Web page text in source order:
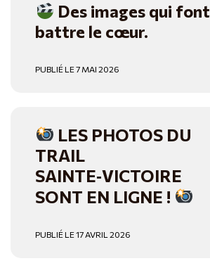
Des images qui font
battre le cœur.
PUBLIÉ LE 7 MAI 2026
LES PHOTOS DU
TRAIL
SAINTE‑VICTOIRE
SONT EN LIGNE !
PUBLIÉ LE 17 AVRIL 2026